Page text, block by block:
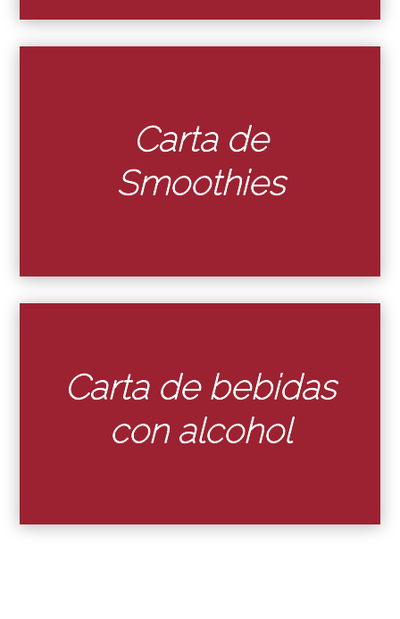
Carta de
Smoothies
Carta de bebidas
con alcohol